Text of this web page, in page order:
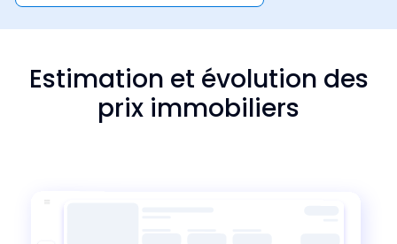
Estimation et évolution des
prix immobiliers